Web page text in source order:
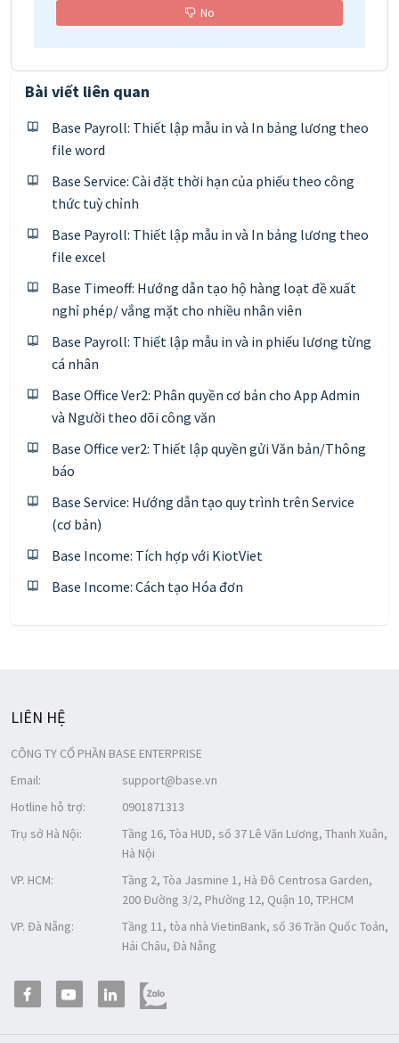
No
Bài viết liên quan
Base Payroll: Thiết lập mẫu in và In bảng lương theo
file word
Base Service: Cài đặt thời hạn của phiếu theo công
thức tuỳ chỉnh
Base Payroll: Thiết lập mẫu in và In bảng lương theo
file excel
Base Timeoff: Hướng dẫn tạo hộ hàng loạt đề xuất
nghỉ phép/ vắng mặt cho nhiều nhân viên
Base Payroll: Thiết lập mẫu in và in phiếu lương từng
cá nhân
Base Office Ver2: Phân quyền cơ bản cho App Admin
và Người theo dõi công văn
Base Office ver2: Thiết lập quyền gửi Văn bản/Thông
báo
Base Service: Hướng dẫn tạo quy trình trên Service
(cơ bản)
Base Income: Tích hợp với KiotViet
Base Income: Cách tạo Hóa đơn
LIÊN HỆ
CÔNG TY CỔ PHẦN BASE ENTERPRISE
Email:
support@base.vn
Hotline hỗ trợ:
0901871313
Trụ sở Hà Nội:
Tầng 16, Tòa HUD, số 37 Lê Văn Lương, Thanh Xuân,
Hà Nội
VP. HCM:
Tầng 2, Tòa Jasmine 1, Hà Đô Centrosa Garden,
200 Đường 3/2, Phường 12, Quận 10, TP.HCM
VP. Đà Nẵng:
Tầng 11, tòa nhà VietinBank, số 36 Trần Quốc Toản,
Hải Châu, Đà Nẵng